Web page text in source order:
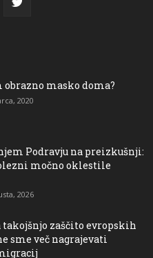
masko doma?
2020
Podravju na preizkušnji:
močno oklestile
2026
takojšnjo zaščito evropskih
sme več nagrajevati